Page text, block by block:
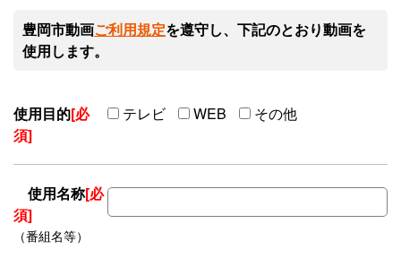
豊岡市動画ご利用規定を遵守し、下記のとおり動画を
使用します。
使用目的[必
須]
テレビ WEB その他
使用名称[必
須]
（番組名等）